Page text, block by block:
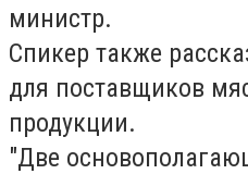
министр.
Спикер также
для поставщиков
продукции.
"Две